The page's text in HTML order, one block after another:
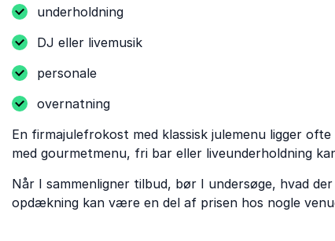
underholdning
DJ eller livemusik
personale
overnatning
En firmajulefrokost med klassisk julemenu ligger ofte
med gourmetmenu, fri bar eller liveunderholdning
Når I sammenligner tilbud, bør I undersøge, hvad
opdækning kan være en del af prisen hos nogle